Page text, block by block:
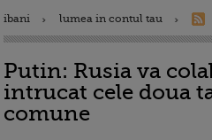
ibani lumea in contul tau
Putin: Rusia va
intrucat cele doua
comune